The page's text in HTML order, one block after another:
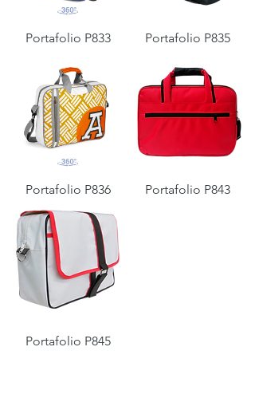
Portafolio P833 Portafolio P835
Portafolio P836 Portafolio P843
Portafolio P845